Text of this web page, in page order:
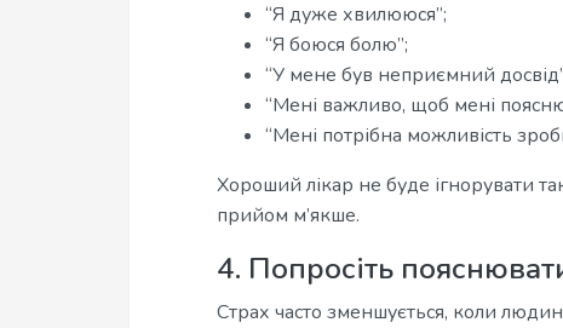
“Я дуже хвилююся”;
“Я боюся болю”;
“У мене був неприємний
“Мені важливо, щоб мені
“Мені потрібна можливість
Хороший лікар не буде ігнорувати
прийом м’якше.
4. Попросіть
Страх часто зменшується, коли